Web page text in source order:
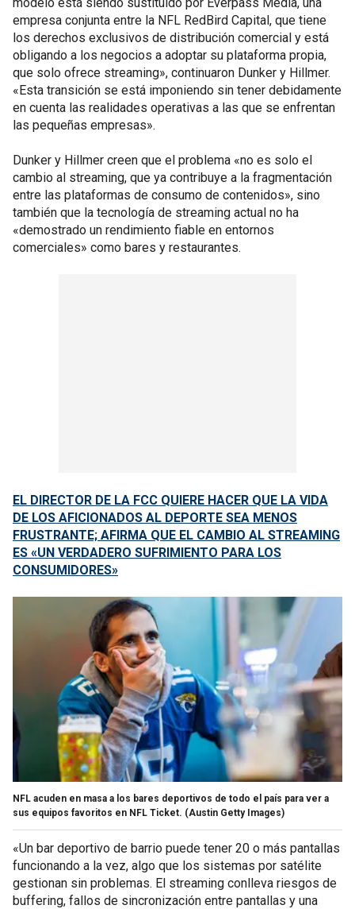
empresa conjunta entre la NFL RedBird Capital, que tiene
los derechos exclusivos de distribución comercial y está
obligando a los negocios a adoptar su plataforma propia,
que solo ofrece streaming», continuaron Dunker y Hillmer.
«Esta transición se está imponiendo sin tener debidamente
en cuenta las realidades operativas a las que se enfrentan
las pequeñas empresas».
Dunker y Hillmer creen que el problema «no es solo el
cambio al streaming, que ya contribuye a la fragmentación
entre las plataformas de consumo de contenidos», sino
también que la tecnología de streaming actual no ha
«demostrado un rendimiento fiable en entornos
comerciales» como bares y restaurantes.
EL DIRECTOR DE LA FCC QUIERE HACER QUE LA VIDA
DE LOS AFICIONADOS AL DEPORTE SEA MENOS
FRUSTRANTE; AFIRMA QUE EL CAMBIO AL STREAMING
ES «UN VERDADERO SUFRIMIENTO PARA LOS
CONSUMIDORES»
NFL acuden en masa a los bares deportivos de todo el país para ver a
sus equipos favoritos en NFL Ticket. (Austin Getty Images)
«Un bar deportivo de barrio puede tener 20 o más pantallas
funcionando a la vez, algo que los sistemas por satélite
gestionan sin problemas. El streaming conlleva riesgos de
buffering, fallos de sincronización entre pantallas y una